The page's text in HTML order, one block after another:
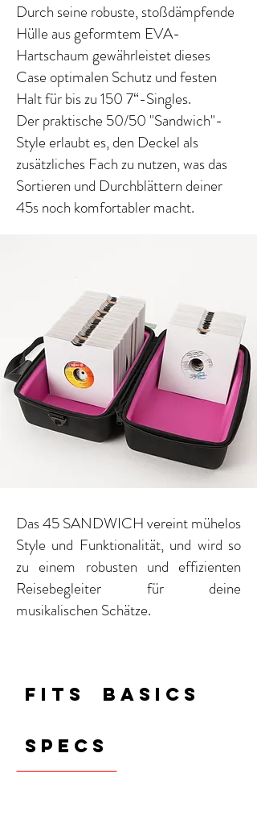
Durch seine robuste, stoßdämpfende
Hülle aus geformtem EVA-
Hartschaum gewährleistet dieses
Case optimalen Schutz und festen
Halt für bis zu 150 7“-Singles.
Der praktische 50/50 "Sandwich"-
Style erlaubt es, den Deckel als
zusätzliches Fach zu nutzen, was das
Sortieren und Durchblättern deiner
45s noch komfortabler macht.
Das 45 SANDWICH vereint mühelos
Style und Funktionalität, und wird so
zu einem robusten und effizienten
Reisebegleiter für deine
musikalischen Schätze.
FITS BASICS
SPECS